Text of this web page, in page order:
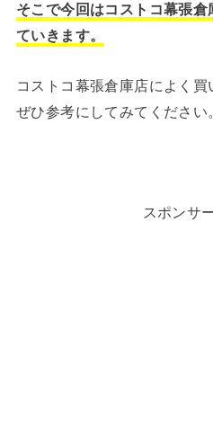
そこで今回はコストコ幕張
ていきます。
コストコ幕張倉庫店によく
ぜひ参考にしてみてください
スポンサ